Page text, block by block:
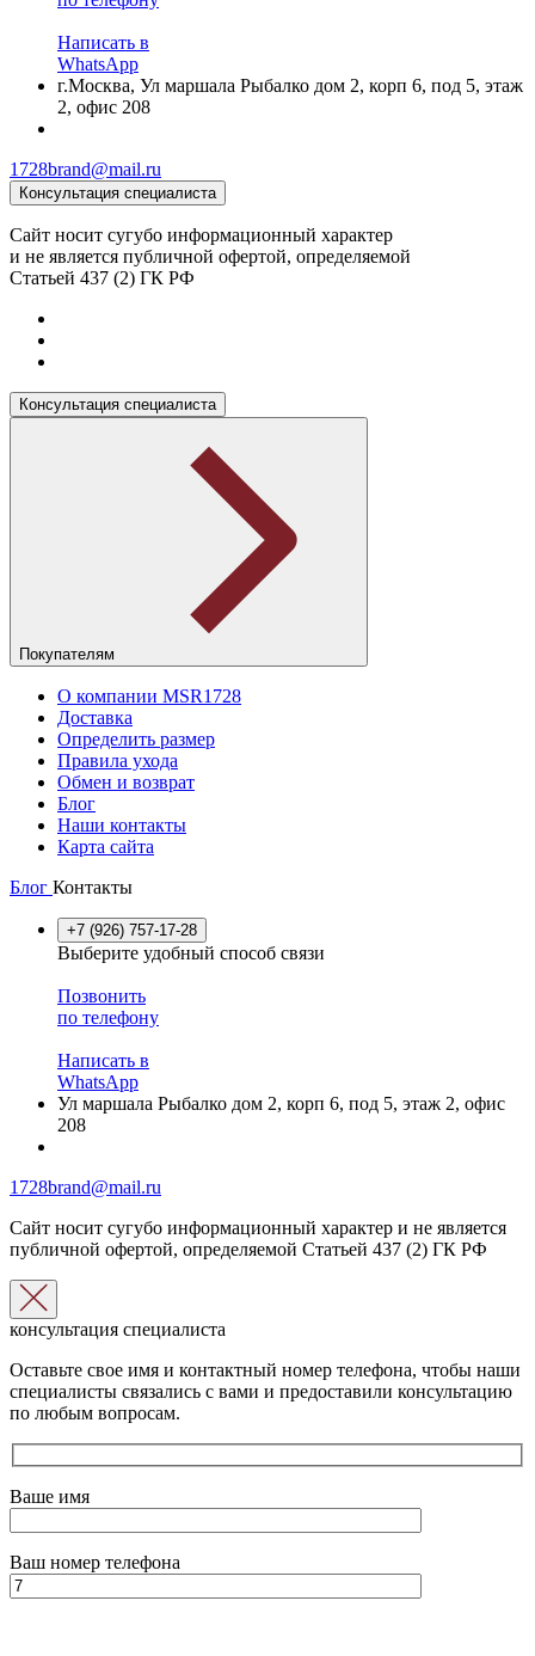
Написать в
WhatsApp
г.Москва, Ул маршала Рыбалко дом 2, корп 6, под 5, этаж
2, офис 208
1728brand@mail.ru
Консультация специалиста
Сайт носит сугубо информационный характер
и не является публичной офертой, определяемой
Статьей 437 (2) ГК РФ
Консультация специалиста
Покупателям
О компании MSR1728
Доставка
Определить размер
Правила ухода
Обмен и возврат
Блог
Наши контакты
Карта сайта
Блог Контакты
+7 (926) 757-17-28
Выберите удобный способ связи
Позвонить
по телефону
Написать в
WhatsApp
Ул маршала Рыбалко дом 2, корп 6, под 5, этаж 2, офис
208
1728brand@mail.ru
Сайт носит сугубо информационный характер и не является
публичной офертой, определяемой Статьей 437 (2) ГК РФ
консультация специалиста
Оставьте свое имя и контактный номер телефона, чтобы наши
специалисты связались с вами и предоставили консультацию
по любым вопросам.
Ваше имя
Ваш номер телефона